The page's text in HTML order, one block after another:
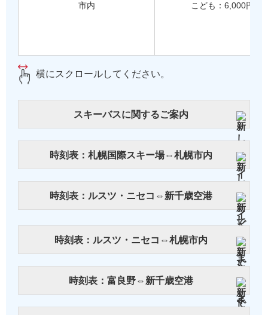
市内
こども：6,000円
横にスクロールしてください。
スキーバスに関するご案内
時刻表：札幌国際スキー場⇔札幌市内
時刻表：ルスツ・ニセコ⇔新千歳空港
時刻表：ルスツ・ニセコ⇔札幌市内
時刻表：富良野⇔新千歳空港